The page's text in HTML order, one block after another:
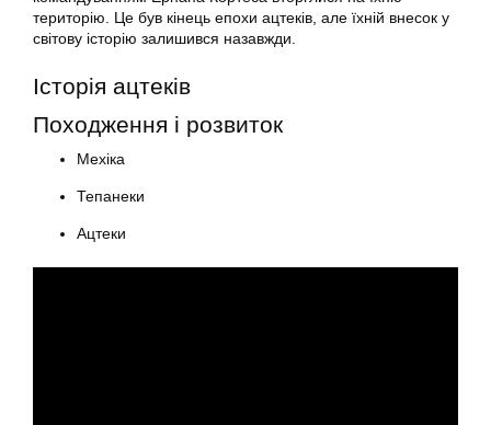
територію. Це був кінець епохи ацтеків, але їхній внесок у
світову історію залишився назавжди.
Історія ацтеків
Походження і розвиток
Мехіка
Тепанеки
Ацтеки